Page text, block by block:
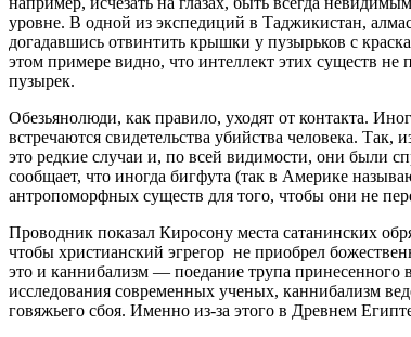
уровне. В одной из экспедиций в Таджикистан,
догадавшись отвинтить крышки у пузырьков с
этом примере видно, что интеллект этих существ не
пузырек.
Обезьянолюди, как правило, уходят от контакта.
встречаются свидетельства убийства человека.
это редкие случаи и, по всей видимости, они были
сообщает, что иногда бигфута (так в Америке
антропоморфных существ для того, чтобы они не
Проводник показал Киросону места сатанинских
чтобы христианский эгрегор не приобрел
это и каннибализм — поедание трупа принесенного
исследования современных ученых, каннибализм
говяжьего сбоя. Именно из-за этого в Древнем